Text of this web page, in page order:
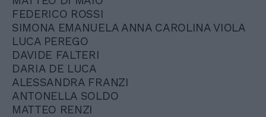
FEDERICO ROSSI
SIMONA EMANUELA ANNA CAROLINA VIOLA
LUCA PEREGO
DAVIDE FALTERI
DARIA DE LUCA
ALESSANDRA FRANZI
ANTONELLA SOLDO
MATTEO RENZI